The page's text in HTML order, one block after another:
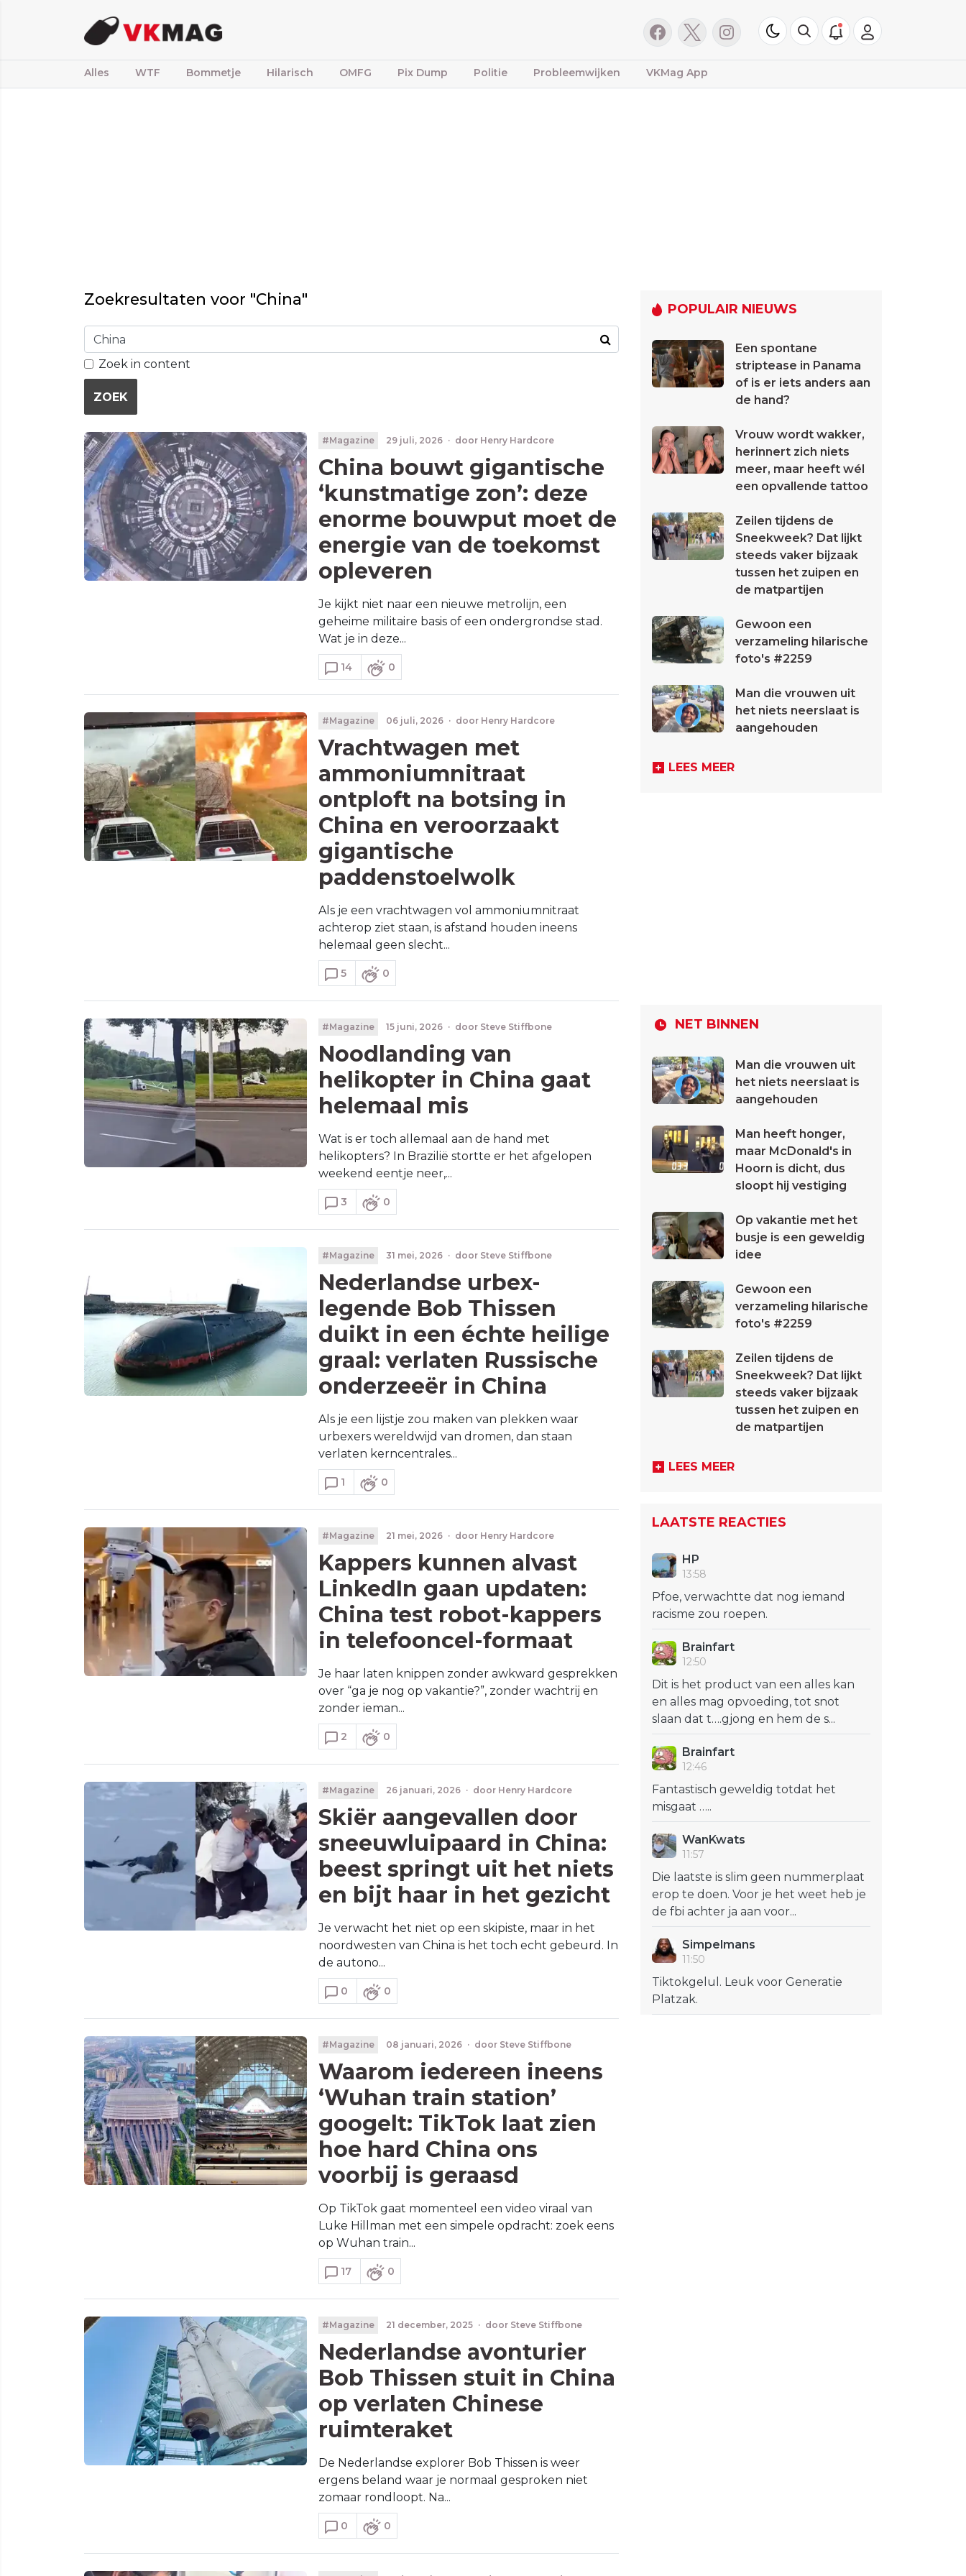
Alles WTF Bommetje Hilarisch OMFG Pix Dump Politie Probleemwijken VKMag App
Zoekresultaten voor "China"
Zoek in content
ZOEK
#Magazine 29 juli, 2026 · door Henry Hardcore
China bouwt gigantische
‘kunstmatige zon’: deze
enorme bouwput moet de
energie van de toekomst
opleveren
Je kijkt niet naar een nieuwe metrolijn, een
geheime militaire basis of een ondergrondse stad.
Wat je in deze...
14 0
#Magazine 06 juli, 2026 · door Henry Hardcore
Vrachtwagen met
ammoniumnitraat
ontploft na botsing in
China en veroorzaakt
gigantische
paddenstoelwolk
Als je een vrachtwagen vol ammoniumnitraat
achterop ziet staan, is afstand houden ineens
helemaal geen slecht...
5 0
#Magazine 15 juni, 2026 · door Steve Stiffbone
Noodlanding van
helikopter in China gaat
helemaal mis
Wat is er toch allemaal aan de hand met
helikopters? In Brazilië stortte er het afgelopen
weekend eentje neer,...
3 0
#Magazine 31 mei, 2026 · door Steve Stiffbone
Nederlandse urbex-
legende Bob Thissen
duikt in een échte heilige
graal: verlaten Russische
onderzeeër in China
Als je een lijstje zou maken van plekken waar
urbexers wereldwijd van dromen, dan staan
verlaten kerncentrales...
1 0
#Magazine 21 mei, 2026 · door Henry Hardcore
Kappers kunnen alvast
LinkedIn gaan updaten:
China test robot-kappers
in telefooncel-formaat
Je haar laten knippen zonder awkward gesprekken
over “ga je nog op vakantie?”, zonder wachtrij en
zonder ieman...
2 0
#Magazine 26 januari, 2026 · door Henry Hardcore
Skiër aangevallen door
sneeuwluipaard in China:
beest springt uit het niets
en bijt haar in het gezicht
Je verwacht het niet op een skipiste, maar in het
noordwesten van China is het toch echt gebeurd. In
de autono...
0 0
#Magazine 08 januari, 2026 · door Steve Stiffbone
Waarom iedereen ineens
‘Wuhan train station’
googelt: TikTok laat zien
hoe hard China ons
voorbij is geraasd
Op TikTok gaat momenteel een video viraal van
Luke Hillman met een simpele opdracht: zoek eens
op Wuhan train...
17 0
#Magazine 21 december, 2025 · door Steve Stiffbone
Nederlandse avonturier
Bob Thissen stuit in China
op verlaten Chinese
ruimteraket
De Nederlandse explorer Bob Thissen is weer
ergens beland waar je normaal gesproken niet
zomaar rondloopt. Na...
0 0
POPULAIR NIEUWS
Een spontane
striptease in Panama
of is er iets anders aan
de hand?
Vrouw wordt wakker,
herinnert zich niets
meer, maar heeft wél
een opvallende tattoo
Zeilen tijdens de
Sneekweek? Dat lijkt
steeds vaker bijzaak
tussen het zuipen en
de matpartijen
Gewoon een
verzameling hilarische
foto's #2259
Man die vrouwen uit
het niets neerslaat is
aangehouden
LEES MEER
NET BINNEN
Man die vrouwen uit
het niets neerslaat is
aangehouden
Man heeft honger,
maar McDonald's in
Hoorn is dicht, dus
sloopt hij vestiging
Op vakantie met het
busje is een geweldig
idee
Gewoon een
verzameling hilarische
foto's #2259
Zeilen tijdens de
Sneekweek? Dat lijkt
steeds vaker bijzaak
tussen het zuipen en
de matpartijen
LEES MEER
LAATSTE REACTIES
HP
13:58
Pfoe, verwachtte dat nog iemand
racisme zou roepen.
Brainfart
12:50
Dit is het product van een alles kan
en alles mag opvoeding, tot snot
slaan dat t….gjong en hem de s...
Brainfart
12:46
Fantastisch geweldig totdat het
misgaat …..
WanKwats
11:57
Die laatste is slim geen nummerplaat
erop te doen. Voor je het weet heb je
de fbi achter ja aan voor...
Simpelmans
11:50
Tiktokgelul. Leuk voor Generatie
Platzak.